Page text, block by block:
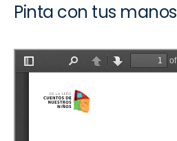
Pinta con tus manos